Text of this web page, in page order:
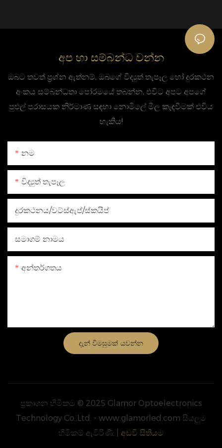
අප හා සම්බන්ධ වන්න
ඔබට තවත් ප්‍රශ්න ඇත්නම්, ඔබගේ විද්‍යුත් තැපෑල හෝ දුරකථන
අංකය සම්බන්ධතා පෝරමයේ තබන්න, එවිට අපට අපගේ
පුළුල් පරාසයක නිර්මාණ සඳහා නොමිලේ මිල කැඳවීමක් එවිය
හැකිය!
නම
විද්‍යුත් තැපෑල
දුරකථනය/වට්ස්ඇප්/ස්කයිප්
සමාගම් නාමය
අන්තර්ගතය
දැන් විමසුමක් යවන්න
ප්‍රකාශන හිමිකම © 2025 Glamor Optoelectronics
Technology Co.,Ltd. - www.glamorled.com සියලුම
හිමිකම් ඇවිරිණි. |
අඩවි සිතියම